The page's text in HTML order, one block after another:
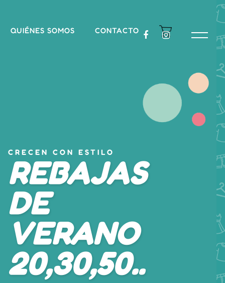
QUIÉNES SOMOS CONTACTO
CRECEN CON ESTILO
REBAJAS
DE
VERANO
20,30,50..